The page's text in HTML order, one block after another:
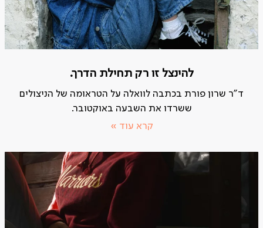
להינצל זו רק תחילת הדרך.
ד"ר שרון פורת בכתבה לוואלה על הטראומה של הניצולים
ששרדו את השבעה באוקטובר.
קרא עוד »